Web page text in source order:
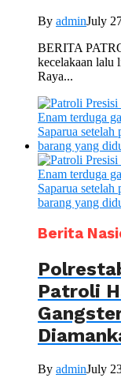
By adminJuly
BERITA
kecelakaan lalu
Raya...
Berita
Patroli
By adminJuly